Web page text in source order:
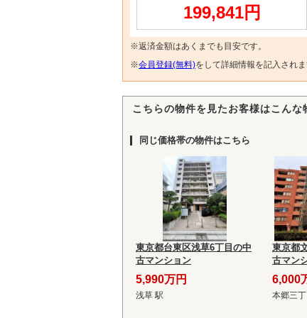
199,841円
※返済金額はあくまでも目安です。
※会員登録(無料)をして詳細情報を記入され
こちらの物件を見たお客様はこんな
同じ価格帯の物件はこちら
東京都台東区浅草6丁目の中
古マンション
5,990万円
浅草 駅
東京都
古マン
6,000
本郷三